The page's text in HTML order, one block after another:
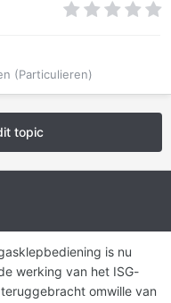
(Particulieren)
topic
is nu
werking van het ISG-
omwille van